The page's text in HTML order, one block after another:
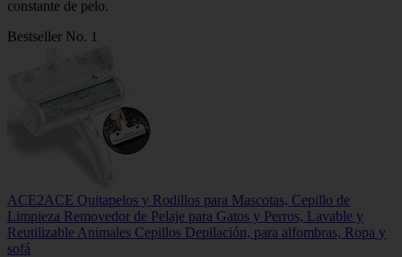
constante de pelo.
Bestseller No. 1
ACE2ACE Quitapelos y Rodillos para Mascotas, Cepillo de
Limpieza Removedor de Pelaje para Gatos y Perros, Lavable y
Reutilizable Animales Cepillos Depilación, para alfombras, Ropa y
sofá